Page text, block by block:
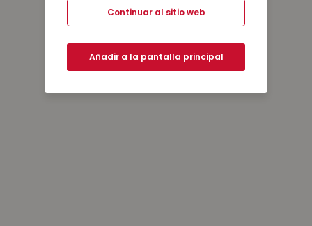
Continuar al sitio web
Añadir a la pantalla principal